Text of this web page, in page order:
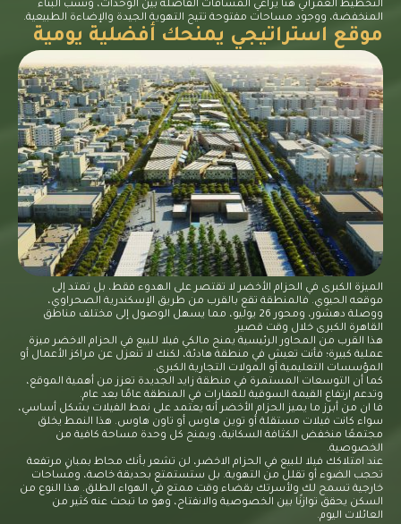
التخطيط العمراني هنا يراعي المسافات الفاصلة بين الوحدات، ونسب البناء
المنخفضة، ووجود مساحات مفتوحة تتيح التهوية الجيدة والإضاءة الطبيعية.
موقع استراتيجي يمنحك أفضلية يومية
الميزة الكبرى في الحزام الأخضر لا تقتصر على الهدوء فقط، بل تمتد إلى
موقعه الحيوي. فالمنطقة تقع بالقرب من طريق الإسكندرية الصحراوي،
ووصلة دهشور، ومحور 26 يوليو، مما يسهل الوصول إلى مختلف مناطق
القاهرة الكبرى خلال وقت قصير.
هذا القرب من المحاور الرئيسية يمنح مالكي فيلا للبيع في الحزام الاخضر ميزة
عملية كبيرة؛ فأنت تعيش في منطقة هادئة، لكنك لا تنعزل عن مراكز الأعمال أو
المؤسسات التعليمية أو المولات التجارية الكبرى.
كما أن التوسعات المستمرة في منطقة زايد الجديدة تعزز من أهمية الموقع،
وتدعم ارتفاع القيمة السوقية للعقارات في المنطقة عامًا بعد عام.
فا ان من أبرز ما يميز الحزام الأخضر أنه يعتمد على نمط الفيلات بشكل أساسي،
سواء كانت فيلات مستقلة أو توين هاوس أو تاون هاوس. هذا النمط يخلق
مجتمعًا منخفض الكثافة السكانية، ويمنح كل وحدة مساحة كافية من
الخصوصية.
عند امتلاكك فيلا للبيع في الحزام الاخضر، لن تشعر بأنك محاط بمبانٍ مرتفعة
تحجب الضوء أو تقلل من التهوية. بل ستستمتع بحديقة خاصة، ومساحات
خارجية تسمح لك ولأسرتك بقضاء وقت ممتع في الهواء الطلق. هذا النوع من
السكن يحقق توازنًا بين الخصوصية والانفتاح، وهو ما تبحث عنه كثير من
العائلات اليوم.